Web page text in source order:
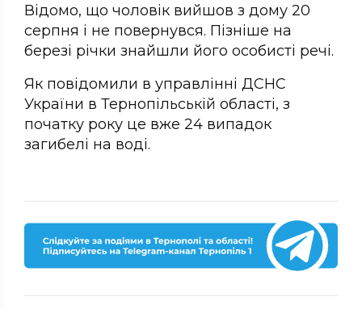
Відомо, що чоловік вийшов з дому 20
серпня і не повернувся. Пізніше на
березі річки знайшли його особисті речі.
Як повідомили в управлінні ДСНС
України в Тернопільській області, з
початку року це вже 24 випадок
загибелі на воді.